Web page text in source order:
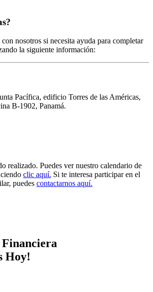
nosotros si necesita ayuda para completar
la siguiente información:
Pacífica, edificio Torres de las Américas,
B-1902, Panamá.
realizado. Puedes ver nuestro calendario de
clic aquí. Si te interesa participar en el
puedes contactarnos aquí.
Hoy!